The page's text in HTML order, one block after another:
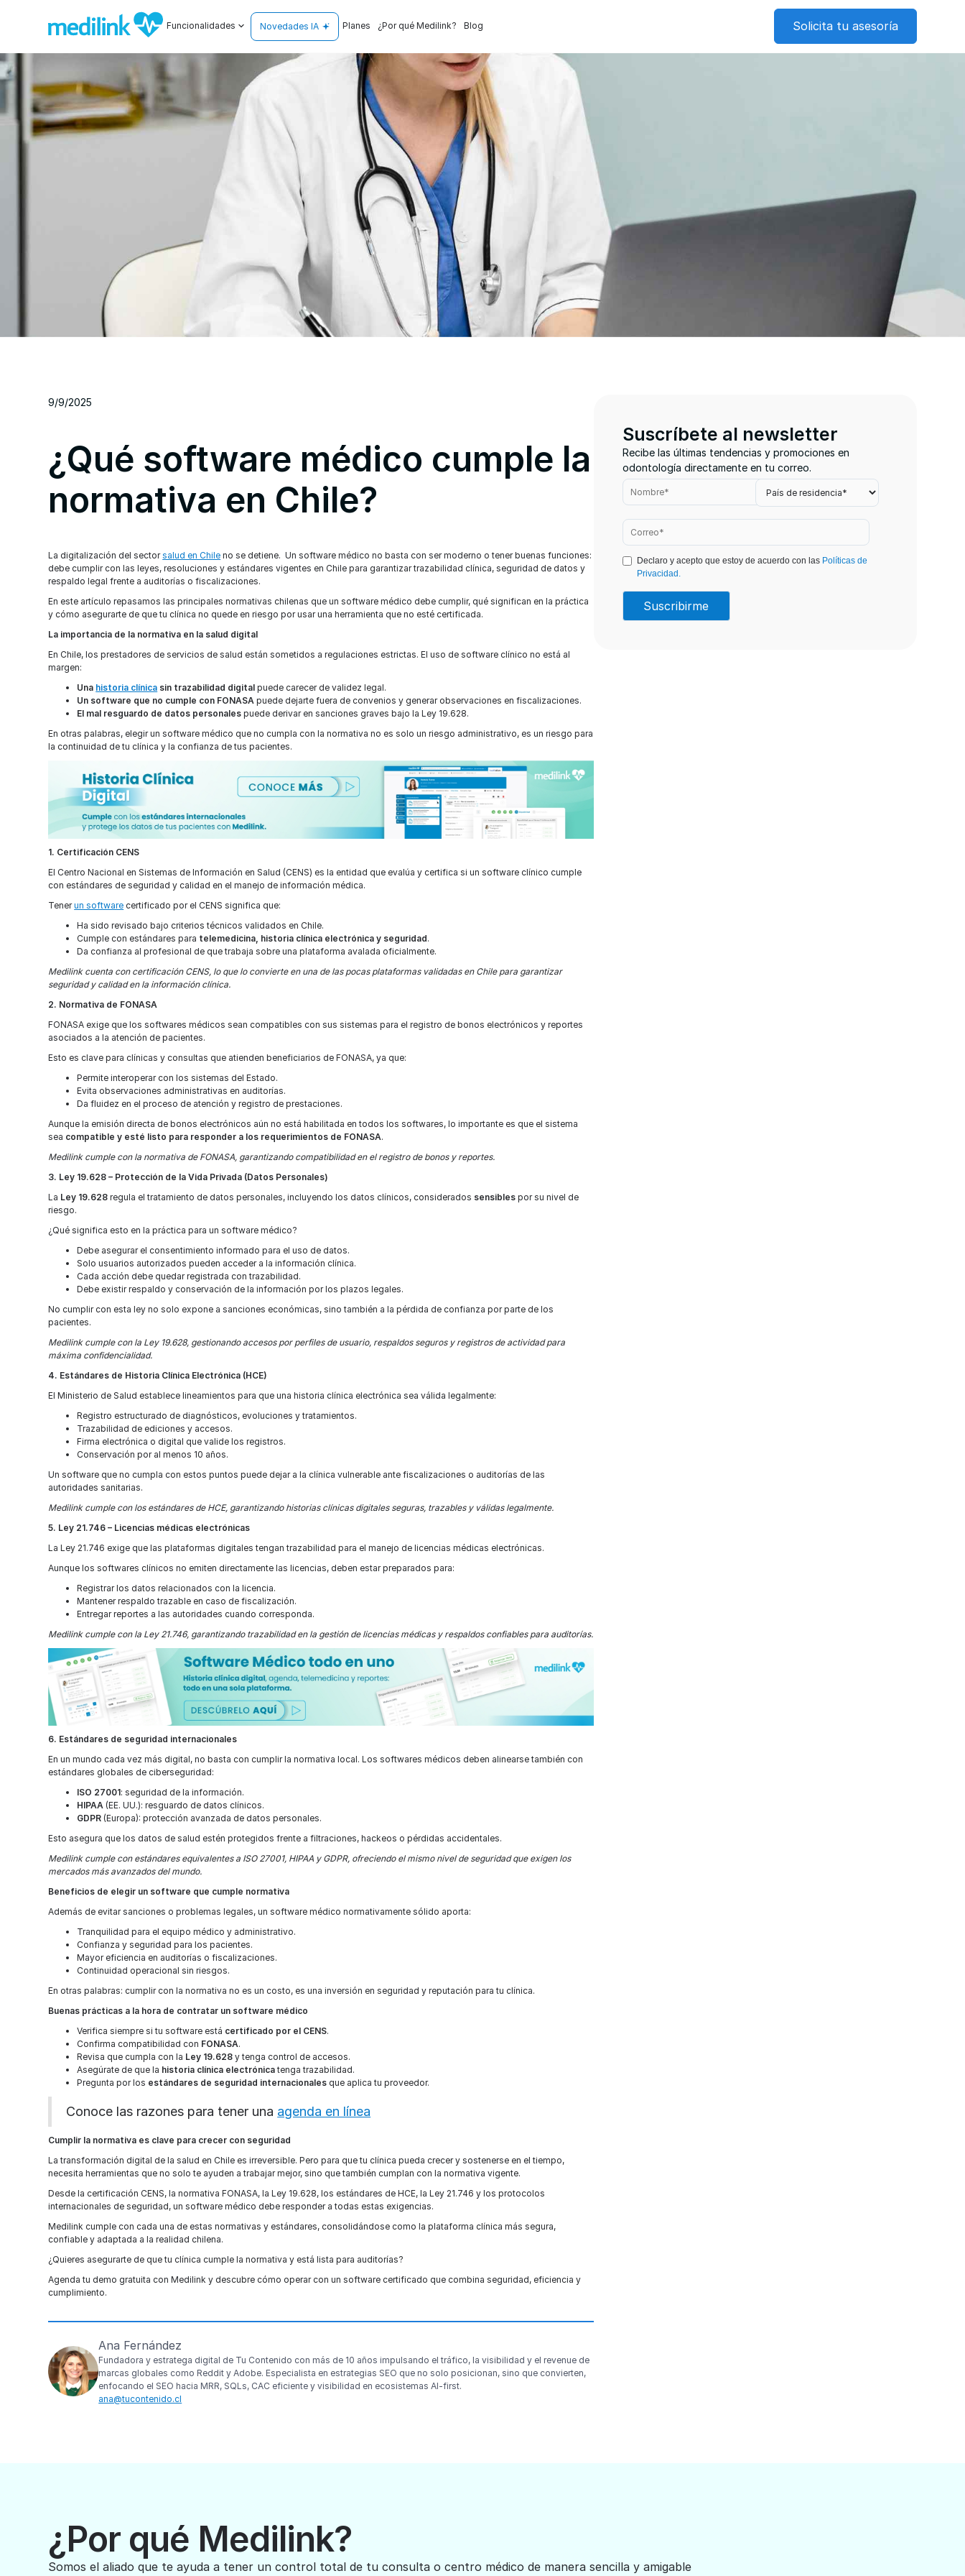
Funcionalidades Novedades IA Planes ¿Por qué Medilink? Blog Solicita tu asesoría
9/9/2025
¿Qué software médico cumple la
normativa en Chile?
La digitalización del sectorsalud en Chile no se detiene. Un software médico no basta con ser moderno o tener buenas funciones:
debe cumplir con las leyes, resoluciones y estándares vigentes en Chile para garantizar trazabilidad clínica, seguridad de datos y
respaldo legal frente a auditorías o fiscalizaciones.
En este artículo repasamos las principales normativas chilenas que un software médico debe cumplir, qué significan en la práctica
y cómo asegurarte de que tu clínica no quede en riesgo por usar una herramienta que no esté certificada.
La importancia de la normativa en la salud digital
En Chile, los prestadores de servicios de salud están sometidos a regulaciones estrictas. El uso de software clínico no está al
margen:
Una historia clínica sin trazabilidad digital puede carecer de validez legal.
Un software que no cumple con FONASA puede dejarte fuera de convenios y generar observaciones en fiscalizaciones.
El mal resguardo de datos personales puede derivar en sanciones graves bajo la Ley 19.628.
En otras palabras, elegir un software médico que no cumpla con la normativa no es solo un riesgo administrativo, es un riesgo para
la continuidad de tu clínica y la confianza de tus pacientes.
1. Certificación CENS
El Centro Nacional en Sistemas de Información en Salud (CENS) es la entidad que evalúa y certifica si un software clínico cumple
con estándares de seguridad y calidad en el manejo de información médica.
Tenerun software certificado por el CENS significa que:
Ha sido revisado bajo criterios técnicos validados en Chile.
Cumple con estándares para telemedicina, historia clínica electrónica y seguridad.
Da confianza al profesional de que trabaja sobre una plataforma avalada oficialmente.
Medilink cuenta con certificación CENS, lo que lo convierte en una de las pocas plataformas validadas en Chile para garantizar
seguridad y calidad en la información clínica.
2. Normativa de FONASA
FONASA exige que los softwares médicos sean compatibles con sus sistemas para el registro de bonos electrónicos y reportes
asociados a la atención de pacientes.
Esto es clave para clínicas y consultas que atienden beneficiarios de FONASA, ya que:
Permite interoperar con los sistemas del Estado.
Evita observaciones administrativas en auditorías.
Da fluidez en el proceso de atención y registro de prestaciones.
Aunque la emisión directa de bonos electrónicos aún no está habilitada en todos los softwares, lo importante es que el sistema
sea compatible y esté listo para responder a los requerimientos de FONASA.
Medilink cumple con la normativa de FONASA, garantizando compatibilidad en el registro de bonos y reportes.
3. Ley 19.628 – Protección de la Vida Privada (Datos Personales)
La Ley 19.628 regula el tratamiento de datos personales, incluyendo los datos clínicos, considerados sensibles por su nivel de
riesgo.
¿Qué significa esto en la práctica para un software médico?
Debe asegurar el consentimiento informado para el uso de datos.
Solo usuarios autorizados pueden acceder a la información clínica.
Cada acción debe quedar registrada con trazabilidad.
Debe existir respaldo y conservación de la información por los plazos legales.
No cumplir con esta ley no solo expone a sanciones económicas, sino también a la pérdida de confianza por parte de los
pacientes.
Medilink cumple con la Ley 19.628, gestionando accesos por perfiles de usuario, respaldos seguros y registros de actividad para
máxima confidencialidad.
4. Estándares de Historia Clínica Electrónica (HCE)
El Ministerio de Salud establece lineamientos para que una historia clínica electrónica sea válida legalmente:
Registro estructurado de diagnósticos, evoluciones y tratamientos.
Trazabilidad de ediciones y accesos.
Firma electrónica o digital que valide los registros.
Conservación por al menos 10 años.
Un software que no cumpla con estos puntos puede dejar a la clínica vulnerable ante fiscalizaciones o auditorías de las
autoridades sanitarias.
Medilink cumple con los estándares de HCE, garantizando historias clínicas digitales seguras, trazables y válidas legalmente.
5. Ley 21.746 – Licencias médicas electrónicas
La Ley 21.746 exige que las plataformas digitales tengan trazabilidad para el manejo de licencias médicas electrónicas.
Aunque los softwares clínicos no emiten directamente las licencias, deben estar preparados para:
Registrar los datos relacionados con la licencia.
Mantener respaldo trazable en caso de fiscalización.
Entregar reportes a las autoridades cuando corresponda.
Medilink cumple con la Ley 21.746, garantizando trazabilidad en la gestión de licencias médicas y respaldos confiables para auditorías.
6. Estándares de seguridad internacionales
En un mundo cada vez más digital, no basta con cumplir la normativa local. Los softwares médicos deben alinearse también con
estándares globales de ciberseguridad:
ISO 27001: seguridad de la información.
HIPAA (EE. UU.): resguardo de datos clínicos.
GDPR (Europa): protección avanzada de datos personales.
Esto asegura que los datos de salud estén protegidos frente a filtraciones, hackeos o pérdidas accidentales.
Medilink cumple con estándares equivalentes a ISO 27001, HIPAA y GDPR, ofreciendo el mismo nivel de seguridad que exigen los
mercados más avanzados del mundo.
Beneficios de elegir un software que cumple normativa
Además de evitar sanciones o problemas legales, un software médico normativamente sólido aporta:
Tranquilidad para el equipo médico y administrativo.
Confianza y seguridad para los pacientes.
Mayor eficiencia en auditorías o fiscalizaciones.
Continuidad operacional sin riesgos.
En otras palabras: cumplir con la normativa no es un costo, es una inversión en seguridad y reputación para tu clínica.
Buenas prácticas a la hora de contratar un software médico
Verifica siempre si tu software está certificado por el CENS.
Confirma compatibilidad con FONASA.
Revisa que cumpla con la Ley 19.628 y tenga control de accesos.
Asegúrate de que la historia clínica electrónicatenga trazabilidad.
Pregunta por los estándares de seguridad internacionales que aplica tu proveedor.
Conoce las razones para tener una agenda en línea
Cumplir la normativa es clave para crecer con seguridad
La transformación digital de la salud en Chile es irreversible. Pero para que tu clínica pueda crecer y sostenerse en el tiempo,
necesita herramientas que no solo te ayuden a trabajar mejor, sino que también cumplan con la normativa vigente.
Desde la certificación CENS, la normativa FONASA, la Ley 19.628, los estándares de HCE, la Ley 21.746 y los protocolos
internacionales de seguridad, un software médico debe responder a todas estas exigencias.
Medilink cumple con cada una de estas normativas y estándares, consolidándose como la plataforma clínica más segura,
confiable y adaptada a la realidad chilena.
¿Quieres asegurarte de que tu clínica cumple la normativa y está lista para auditorías?
Agenda tu demo gratuita con Medilink y descubre cómo operar con un software certificado que combina seguridad, eficiencia y
cumplimiento.
Ana Fernández
Fundadora y estratega digital de Tu Contenido con más de 10 años impulsando el tráfico, la visibilidad y el revenue de
marcas globales como Reddit y Adobe. Especialista en estrategias SEO que no solo posicionan, sino que convierten,
enfocando el SEO hacia MRR, SQLs, CAC eficiente y visibilidad en ecosistemas AI-first.
ana@tucontenido.cl
Suscríbete al newsletter
Recibe las últimas tendencias y promociones en
odontología directamente en tu correo.
Declaro y acepto que estoy de acuerdo con las Políticas de
Privacidad.
¿Por qué Medilink?
Somos el aliado que te ayuda a tener un control total de tu consulta o centro médico de manera sencilla y amigable